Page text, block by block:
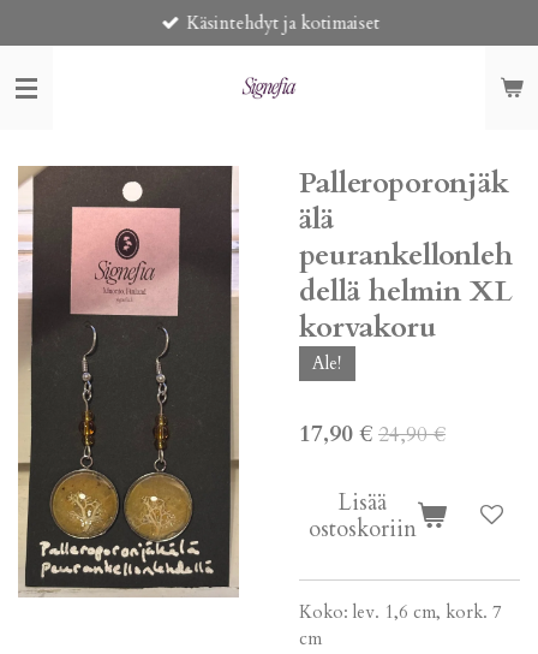
pääsisältöön
Käsintehdyt ja kotimaiset
Palleroporonjäk
älä
peurankellonleh
dellä helmin XL
korvakoru
Ale!
17,90 € 24,90 €
Lisää
ostoskoriin
Koko: lev. 1,6 cm, kork. 7
cm